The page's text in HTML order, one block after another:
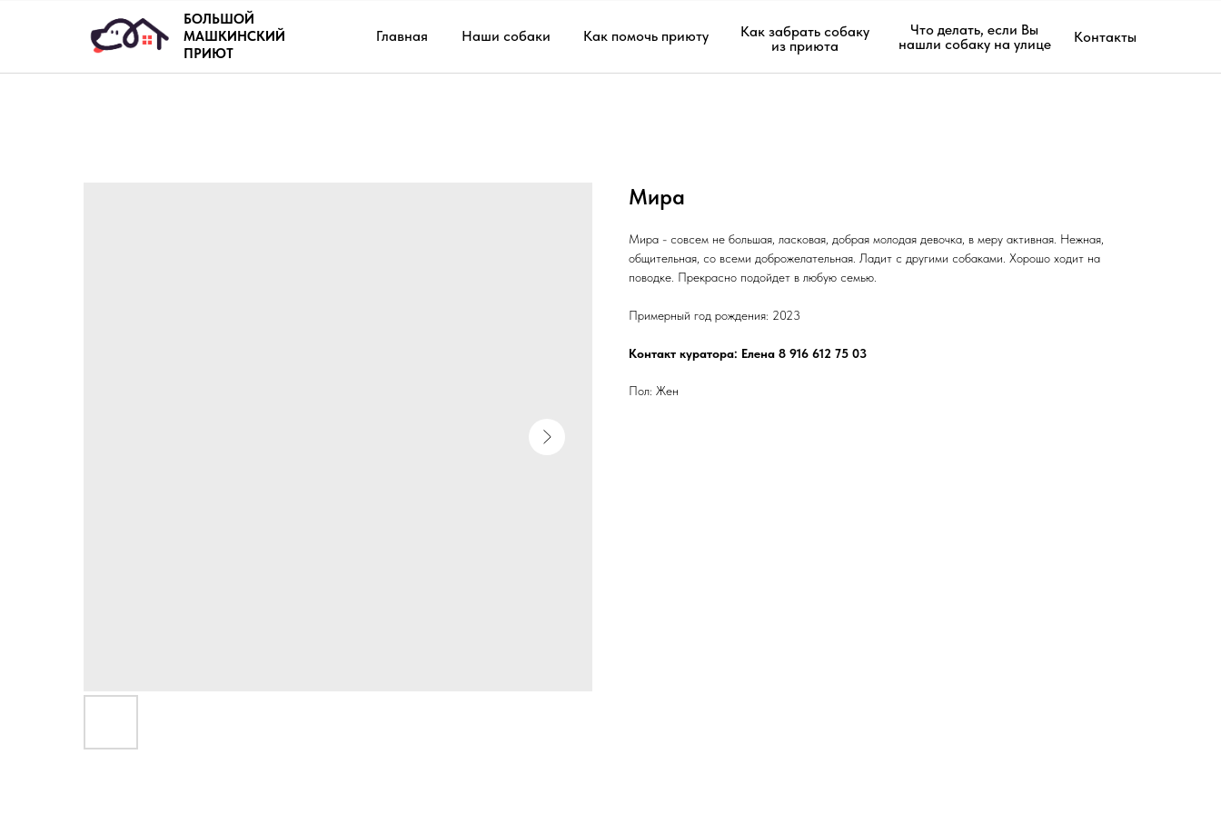
БОЛЬШОЙ
МАШКИНСКИЙ
ПРИЮТ
Главная Наши собаки Как помочь приюту
Как забрать собаку
из приюта
Что делать, если Вы
нашли собаку на улице
Контакты
Мира
Мира - совсем не большая, ласковая, добрая молодая девочка, в меру активная. Нежная,
общительная, со всеми доброжелательная. Ладит с другими собаками. Хорошо ходит на
поводке. Прекрасно подойдет в любую семью.
Примерный год рождения: 2023
Контакт куратора: Елена 8 916 612 75 03
Пол: Жен